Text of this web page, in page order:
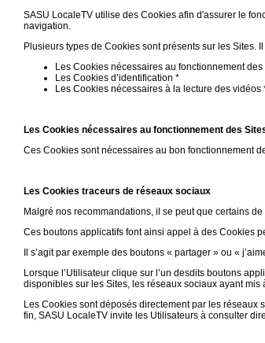
SASU LocaleTV utilise des Cookies afin d'assurer le
navigation.
Plusieurs types de Cookies sont présents sur les Sites.
Les Cookies nécessaires au fonctionnement des
Les Cookies d’identification *
Les Cookies nécessaires à la lecture des vidéos
Les Cookies nécessaires au fonctionnement des
Ces Cookies sont nécessaires au bon fonctionnement
Les Cookies traceurs de réseaux sociaux
Malgré nos recommandations, il se peut que certains
Ces boutons applicatifs font ainsi appel à des Cookies
Il s’agit par exemple des boutons « partager » ou «
Lorsque l’Utilisateur clique sur l’un desdits boutons
disponibles sur les Sites, les réseaux sociaux ayant
Les Cookies sont déposés directement par les réseaux
fin, SASU LocaleTV invite les Utilisateurs à consulter